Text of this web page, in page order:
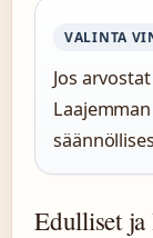
VALINTA
Jos
Edulliset ja